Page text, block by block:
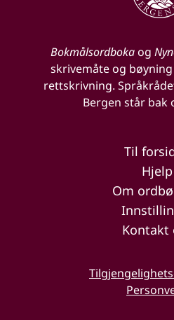
Bokmålsordbokaog
skrivemåte og
rettskrivning.
Bergen står bak
Til
Hjelp
Om
Kontakt